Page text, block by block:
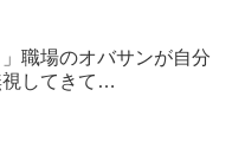
」職場のオバサンが自分
視してきて…